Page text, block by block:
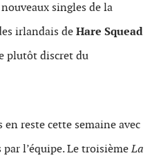
singles de la
irlandais deHare Squead
plutôt discret du
reste cette semaine avec
l’équipe. Le troisièmeLa